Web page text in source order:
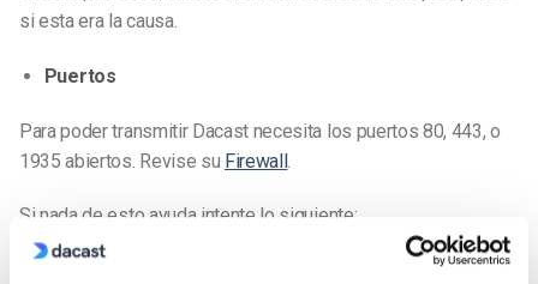
si esta era la causa.
Puertos
Para poder transmitir Dacast necesita los puertos 80, 443, o
1935 abiertos. Revise su Firewall.
Si nada de esto ayuda intente lo siguiente:
– Intente transmitir con un enlace de respaldo: Cambie p a b